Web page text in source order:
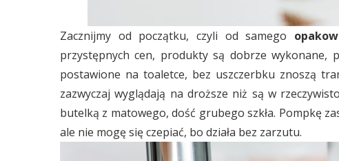
Zacznijmy od początku, czyli od samego
przystępnych cen, produkty są dobrze wykonane,
postawione na toaletce, bez uszczerbku znoszą
zazwyczaj wyglądają na droższe niż są w
butelką z matowego, dość grubego szkła. Pompkę
ale nie mogę się czepiać, bo działa bez zarzutu.